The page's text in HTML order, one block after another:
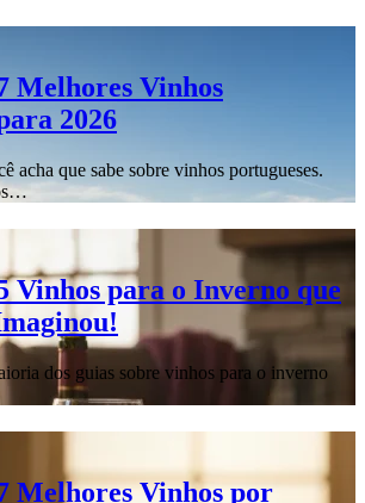
Melhores Vinhos
2026
acha que sabe sobre vinhos portugueses.
Vinhos para o Inverno que
dos guias sobre vinhos para o inverno
Melhores Vinhos por